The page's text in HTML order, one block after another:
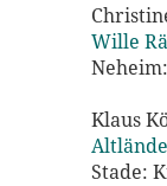
Wille
Klaus
Stade: